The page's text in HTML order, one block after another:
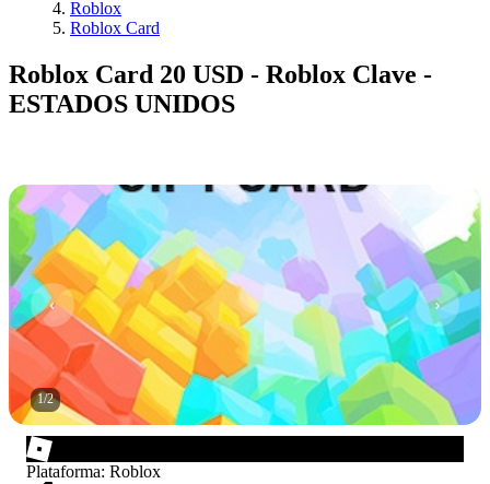
Roblox
Roblox Card
Roblox Card 20 USD - Roblox Clave -
ESTADOS UNIDOS
1/2
Plataforma: Roblox